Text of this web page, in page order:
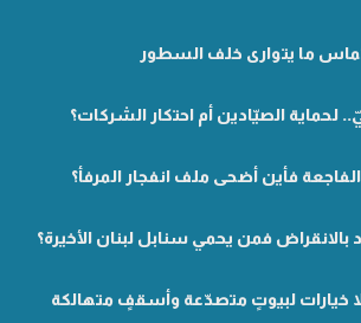
ما يتوارى خلف السطور
لحماية الصيّادين أم احتكار الشركات؟
فأين أضحى ملف انفجار المرفأ؟
بالانقراض فمن يحمي سنابل لبنان الأخيرة؟
خيارات لبيوتٍ متصدّعة وأسقفٍ متهالكة